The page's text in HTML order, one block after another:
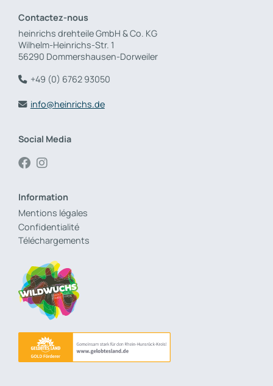
Contactez-nous
heinrichs drehteile GmbH & Co. KG
Wilhelm-Heinrichs-Str. 1
56290 Dommershausen-Dorweiler
+49 (0) 6762 93050
info@heinrichs.de
Social Media
Information
Mentions légales
Confidentialité
Téléchargements